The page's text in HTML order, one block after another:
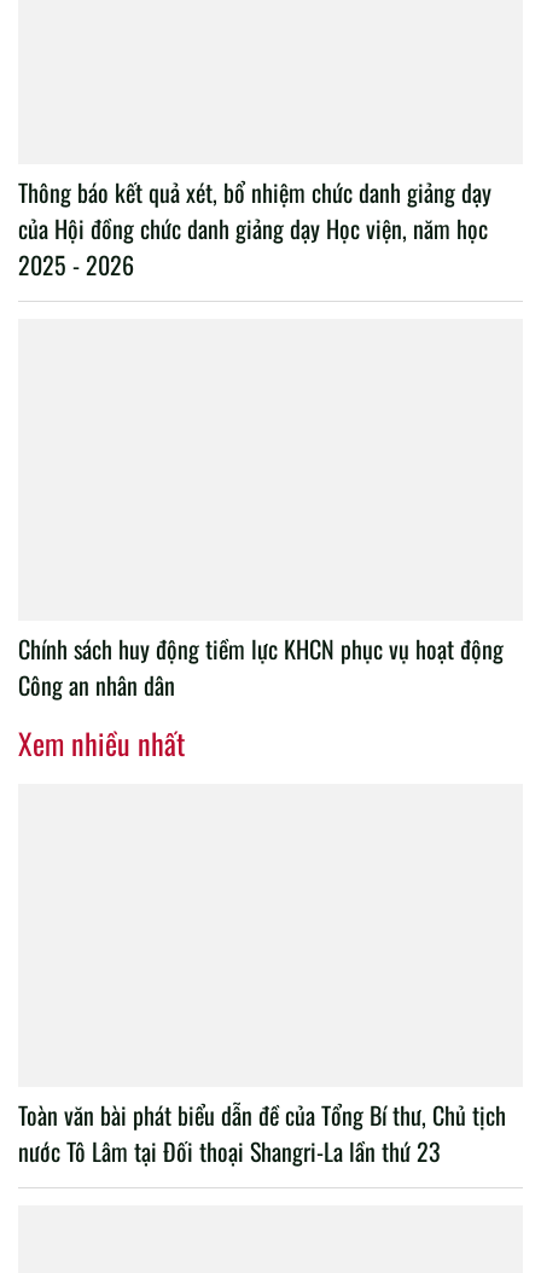
Thông báo kết quả xét, bổ nhiệm chức danh giảng dạy
của Hội đồng chức danh giảng dạy Học viện, năm học
2025 - 2026
Chính sách huy động tiềm lực KHCN phục vụ hoạt động
Công an nhân dân
Xem nhiều nhất
Toàn văn bài phát biểu dẫn đề của Tổng Bí thư, Chủ tịch
nước Tô Lâm tại Đối thoại Shangri-La lần thứ 23